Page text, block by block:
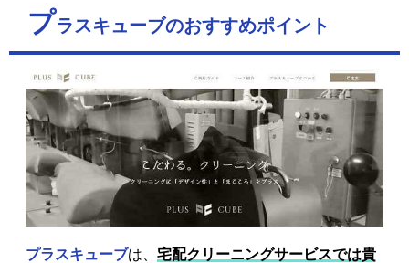
プラスキューブのおすすめポイント
プラスキューブは、 宅配クリーニングサービスでは貴